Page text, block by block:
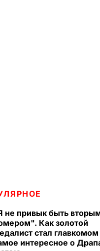
не привык быть
Как золотой
стал
интересное о